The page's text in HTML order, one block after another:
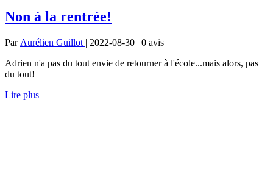
Non à la rentrée!
Par Aurélien Guillot | 2022-08-30 | 0 avis
Adrien n'a pas du tout envie de retourner à l'école...mais alors, pas
du tout!
Lire plus